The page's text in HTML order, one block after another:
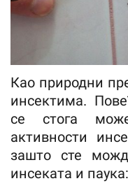
Као природни
инсектима.
се стога
активности
зашто сте
инсеката и паука: